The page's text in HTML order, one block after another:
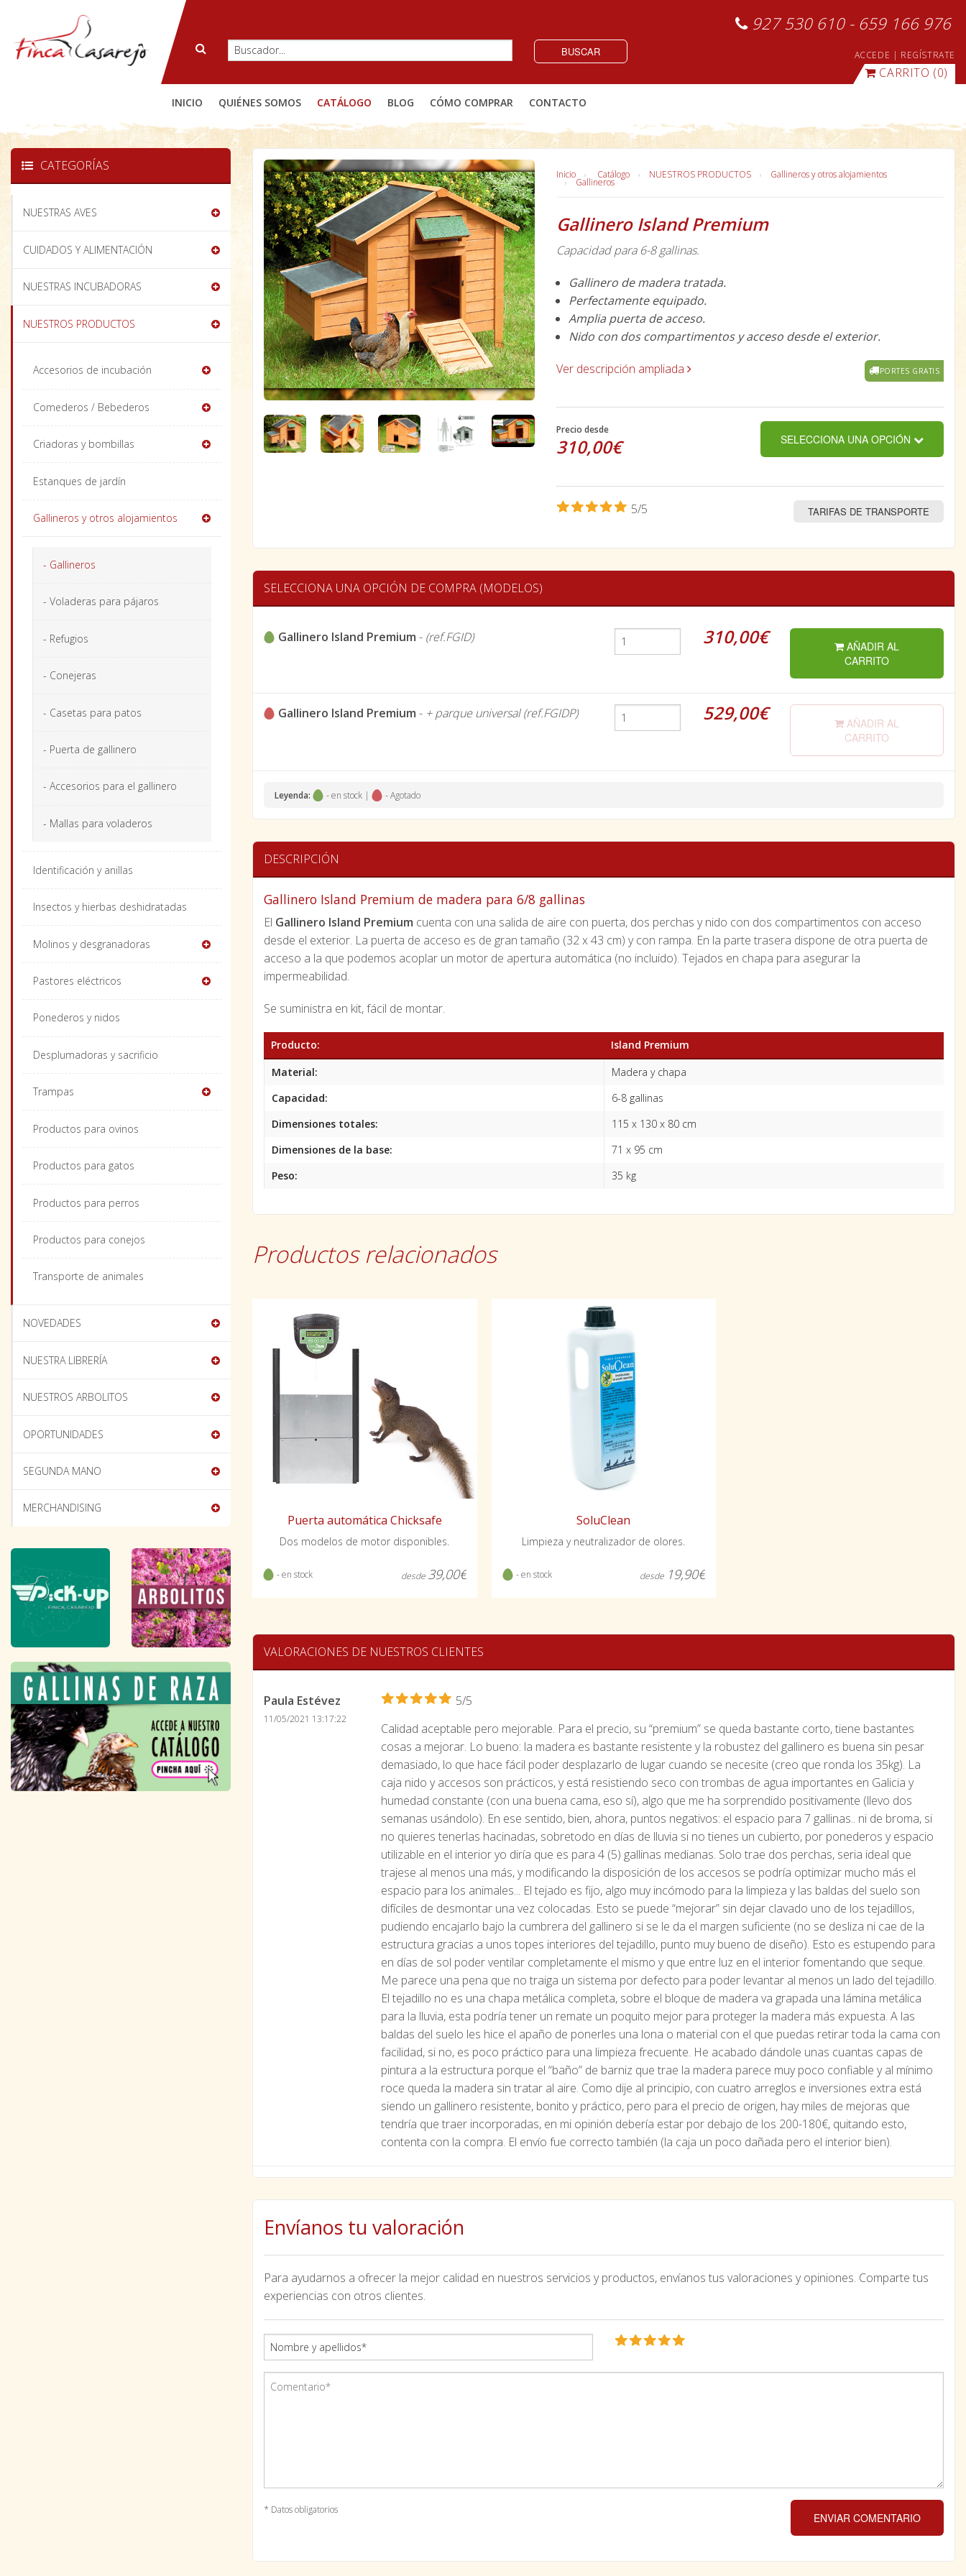
927 530 610 - 659 166 976
BUSCAR ACCEDE | REGÍSTRATE
CARRITO (0)
INICIO QUIÉNES SOMOS CATÁLOGO BLOG CÓMO COMPRAR CONTACTO
Inicio Catálogo NUESTROS PRODUCTOS Gallineros y otros alojamientos
Gallineros
Gallinero Island Premium
Capacidad para 6-8 gallinas.
Gallinero de madera tratada.
Perfectamente equipado.
Amplia puerta de acceso.
Nido con dos compartimentos y acceso desde el exterior.
Ver descripción ampliada PORTES GRATIS
Precio desde
310,00€ SELECCIONA UNA OPCIÓN
5/5 TARIFAS DE TRANSPORTE
SELECCIONA UNA OPCIÓN DE COMPRA (MODELOS)
Gallinero Island Premium - (ref.FGID) 310,00€
AÑADIR AL
CARRITO
Gallinero Island Premium - + parque universal (ref.FGIDP) 529,00€
AÑADIR AL
CARRITO
Leyenda: - en stock | - Agotado
DESCRIPCIÓN
Gallinero Island Premium de madera para 6/8 gallinas
El Gallinero Island Premium cuenta con una salida de aire con puerta, dos perchas y nido con dos compartimentos con acceso
desde el exterior. La puerta de acceso es de gran tamaño (32 x 43 cm) y con rampa. En la parte trasera dispone de otra puerta de
acceso a la que podemos acoplar un motor de apertura automática (no incluido). Tejados en chapa para asegurar la
impermeabilidad.
Se suministra en kit, fácil de montar.
Producto:
Island Premium
Material:
Madera y chapa
Capacidad:
6-8 gallinas
Dimensiones totales:
115 x 130 x 80 cm
Dimensiones de la base:
71 x 95 cm
Peso:
35 kg
Productos relacionados
Puerta automática Chicksafe
Dos modelos de motor disponibles.
- en stock desde 39,00€
SoluClean
Limpieza y neutralizador de olores.
- en stock desde 19,90€
VALORACIONES DE NUESTROS CLIENTES
Paula Estévez
11/05/2021 13:17:22
5/5
Calidad aceptable pero mejorable. Para el precio, su “premium” se queda bastante corto, tiene bastantes
cosas a mejorar. Lo bueno: la madera es bastante resistente y la robustez del gallinero es buena sin pesar
demasiado, lo que hace fácil poder desplazarlo de lugar cuando se necesite (creo que ronda los 35kg). La
caja nido y accesos son prácticos, y está resistiendo seco con trombas de agua importantes en Galicia y
humedad constante (con una buena cama, eso sí), algo que me ha sorprendido positivamente (llevo dos
semanas usándolo). En ese sentido, bien, ahora, puntos negativos: el espacio para 7 gallinas.. ni de broma, si
no quieres tenerlas hacinadas, sobretodo en días de lluvia si no tienes un cubierto, por ponederos y espacio
utilizable en el interior yo diría que es para 4 (5) gallinas medianas. Solo trae dos perchas, seria ideal que
trajese al menos una más, y modificando la disposición de los accesos se podría optimizar mucho más el
espacio para los animales... El tejado es fijo, algo muy incómodo para la limpieza y las baldas del suelo son
difíciles de desmontar una vez colocadas. Esto se puede “mejorar” sin dejar clavado uno de los tejadillos,
pudiendo encajarlo bajo la cumbrera del gallinero si se le da el margen suficiente (no se desliza ni cae de la
estructura gracias a unos topes interiores del tejadillo, punto muy bueno de diseño). Esto es estupendo para
en días de sol poder ventilar completamente el mismo y que entre luz en el interior fomentando que seque.
Me parece una pena que no traiga un sistema por defecto para poder levantar al menos un lado del tejadillo.
El tejadillo no es una chapa metálica completa, sobre el bloque de madera va grapada una lámina metálica
para la lluvia, esta podría tener un remate un poquito mejor para proteger la madera más expuesta. A las
baldas del suelo les hice el apaño de ponerles una lona o material con el que puedas retirar toda la cama con
facilidad, si no, es poco práctico para una limpieza frecuente. He acabado dándole unas cuantas capas de
pintura a la estructura porque el “baño” de barniz que trae la madera parece muy poco confiable y al mínimo
roce queda la madera sin tratar al aire. Como dije al principio, con cuatro arreglos e inversiones extra está
siendo un gallinero resistente, bonito y práctico, pero para el precio de origen, hay miles de mejoras que
tendría que traer incorporadas, en mi opinión debería estar por debajo de los 200-180€, quitando esto,
contenta con la compra. El envío fue correcto también (la caja un poco dañada pero el interior bien).
Envíanos tu valoración
Para ayudarnos a ofrecer la mejor calidad en nuestros servicios y productos, envíanos tus valoraciones y opiniones. Comparte tus
experiencias con otros clientes.
* Datos obligatorios
ENVIAR COMENTARIO
CATEGORÍAS
NUESTRAS AVES
CUIDADOS Y ALIMENTACIÓN
NUESTRAS INCUBADORAS
NUESTROS PRODUCTOS
Accesorios de incubación
Comederos / Bebederos
Criadoras y bombillas
Estanques de jardín
Gallineros y otros alojamientos
- Gallineros
- Voladeras para pájaros
- Refugios
- Conejeras
- Casetas para patos
- Puerta de gallinero
- Accesorios para el gallinero
- Mallas para voladeros
Identificación y anillas
Insectos y hierbas deshidratadas
Molinos y desgranadoras
Pastores eléctricos
Ponederos y nidos
Desplumadoras y sacrificio
Trampas
Productos para ovinos
Productos para gatos
Productos para perros
Productos para conejos
Transporte de animales
NOVEDADES
NUESTRA LIBRERÍA
NUESTROS ARBOLITOS
OPORTUNIDADES
SEGUNDA MANO
MERCHANDISING